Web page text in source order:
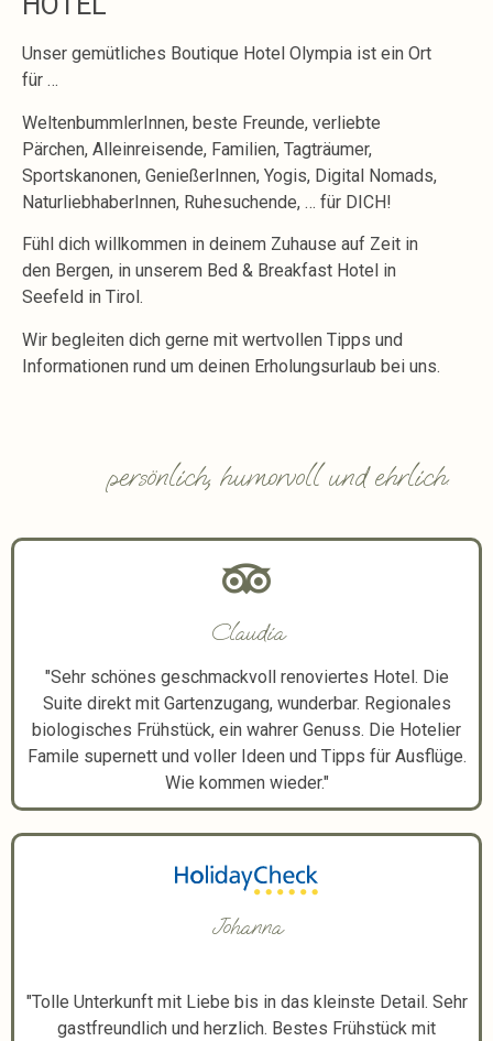
Unser gemütliches Boutique Hotel Olympia ist ein Ort
für …
WeltenbummlerInnen, beste Freunde, verliebte
Pärchen, Alleinreisende, Familien, Tagträumer,
Sportskanonen, GenießerInnen, Yogis, Digital Nomads,
NaturliebhaberInnen, Ruhesuchende, … für DICH!
Fühl dich willkommen in deinem Zuhause auf Zeit in
den Bergen, in unserem Bed & Breakfast Hotel in
Seefeld in Tirol.
Wir begleiten dich gerne mit wertvollen Tipps und
Informationen rund um deinen Erholungsurlaub bei uns.
persönlich, humorvoll und ehrlich.
Claudia
"Sehr schönes geschmackvoll renoviertes Hotel. Die
Suite direkt mit Gartenzugang, wunderbar. Regionales
biologisches Frühstück, ein wahrer Genuss. Die Hotelier
Famile supernett und voller Ideen und Tipps für Ausflüge.
Wie kommen wieder."
Johanna
"Tolle Unterkunft mit Liebe bis in das kleinste Detail. Sehr
gastfreundlich und herzlich. Bestes Frühstück mit